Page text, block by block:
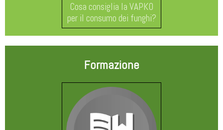
Cosa consiglia la VAPKO
per il consumo dei funghi?
Formazione